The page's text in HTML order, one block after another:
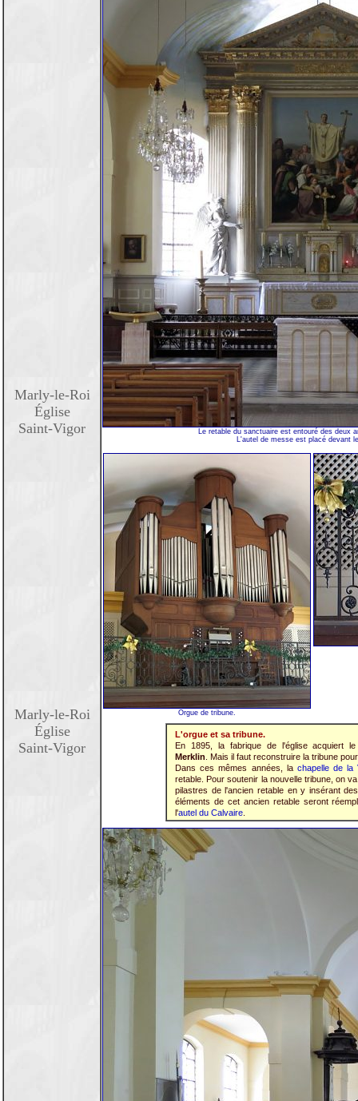
Marly-le-Roi
Église
Saint-Vigor
Marly-le-Roi
Église
Saint-Vigor
Le retable du sanctuaire est entouré des deux
L'autel de messe est placé devant
Orgue de tribune.
L'orgue et sa tribune.
En 1895, la fabrique de l'église acquiert
Merklin . Mais il faut reconstruire la tribune
Dans ces mêmes années, la chapelle de la
retable. Pour soutenir la nouvelle tribune, on
pilastres de l'ancien retable en y insérant
éléments de cet ancien retable seront
l'autel du Calvaire